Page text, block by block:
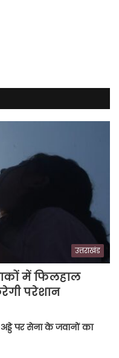
उत्तराखंड
में फिलहाल
परेशान
अड्डे पर सेना के जवानों का